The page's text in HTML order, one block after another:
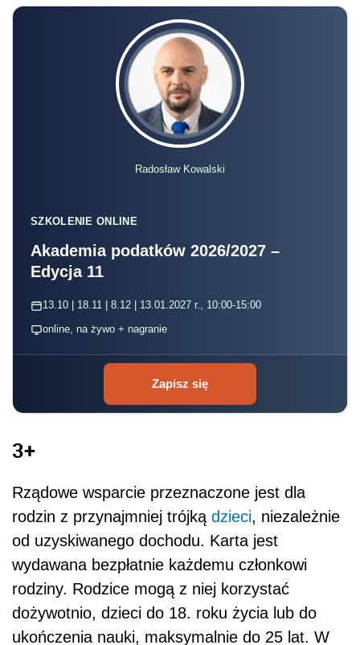
Radosław Kowalski
SZKOLENIE ONLINE
Akademia podatków 2026/2027 –
Edycja 11
13.10 | 18.11 | 8.12 | 13.01.2027 r., 10:00-15:00
online, na żywo + nagranie
Zapisz się
3+
Rządowe wsparcie przeznaczone jest dla
rodzin z przynajmniej trójką dzieci, niezależnie
od uzyskiwanego dochodu. Karta jest
wydawana bezpłatnie każdemu członkowi
rodziny. Rodzice mogą z niej korzystać
dożywotnio, dzieci do 18. roku życia lub do
ukończenia nauki, maksymalnie do 25 lat. W